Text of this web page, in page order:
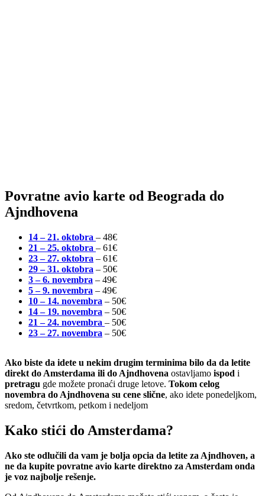
Povratne avio karte od Beograda do
Ajndhovena
14 – 21. oktobra – 48€
21 – 25. oktobra – 61€
23 – 27. oktobra – 61€
29 – 31. oktobra – 50€
3 – 6. novembra – 49€
5 – 9. novembra – 49€
10 – 14. novembra – 50€
14 – 19. novembra – 50€
21 – 24. novembra – 50€
23 – 27. novembra – 50€
Ako biste da idete u nekim drugim terminima bilo da da letite
direkt do Amsterdama ili do Ajndhovena ostavljamo ispod i
pretragu gde možete pronaći druge letove. Tokom celog
novembra do Ajndhovena su cene slične, ako idete ponedeljkom,
sredom, četvrtkom, petkom i nedeljom
Kako stići do Amsterdama?
Ako ste odlučili da vam je bolja opcia da letite za Ajndhoven, a
ne da kupite povratne avio karte direktno za Amsterdam onda
je voz najbolje rešenje.